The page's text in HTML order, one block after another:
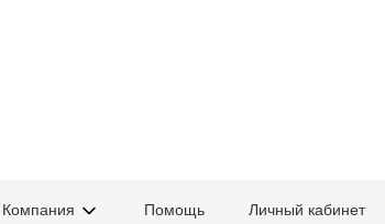
Компания Помощь Личный кабинет